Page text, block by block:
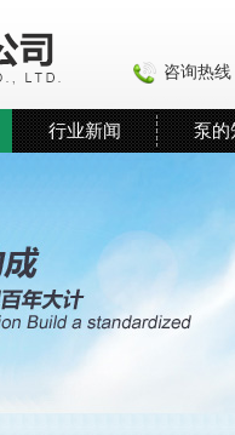
咨询热线
行业新闻 泵的